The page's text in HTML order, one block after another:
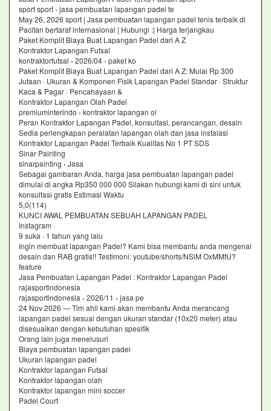
sport sport › jasa pembuatan lapangan padel te
May 26, 2026 sport | Jasa pembuatan lapangan padel tenis terbaik di
Pacitan bertaraf internasional | Hubungi :| Harga terjangkau
Paket Komplit Biaya Buat Lapangan Padel dari A Z
Kontraktor Lapangan Futsal
kontraktorfutsal › 2026/04 › paket ko
Paket Komplit Biaya Buat Lapangan Padel dari A Z: Mulai Rp 300
Jutaan · Ukuran & Komponen Fisik Lapangan Padel Standar · Struktur
Kaca & Pagar · Pencahayaan &
Kontraktor Lapangan Olah Padel
premiuminterindo › kontraktor lapangan ol
Peran Kontraktor Lapangan Padel, konsultasi, perancangan, desain
Sedia perlengkapan peralatan lapangan olah dan jasa instalasi
Kontraktor Lapangan Padel Terbaik Kualitas No 1 PT SDS
Sinar Painting
sinarpainting › Jasa
Sebagai gambaran Anda, harga jasa pembuatan lapangan padel
dimulai di angka Rp350 000 000 Silakan hubungi kami di sini untuk
konsultasi gratis Estimasi Waktu
5,0(114)
KUNCI AWAL PEMBUATAN SEBUAH LAPANGAN PADEL
Instagram ·
9 suka · 1 tahun yang lalu
Ingin membuat lapangan Padel? Kami bisa membantu anda mengenai
desain dan RAB gratis!! Testimoni: youtube/shorts/NSiM OxMMtU?
feature
Jasa Pembuatan Lapangan Padel : Kontraktor Lapangan Padel
rajasportindonesia
rajasportindonesia › 2026/11 › jasa pe
24 Nov 2026 — Tim ahli kami akan membantu Anda merancang
lapangan padel sesuai dengan ukuran standar (10x20 meter) atau
disesuaikan dengan kebutuhan spesifik
Orang lain juga menelusuri
Biaya pembuatan lapangan padel
Ukuran lapangan padel
Kontraktor lapangan Futsal
Kontraktor lapangan olah
Kontraktor lapangan mini soccer
Padel Court